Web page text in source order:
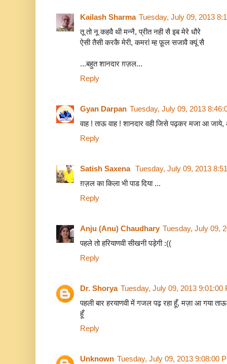
Kailash Sharma Tuesday, July 09, 2013
तू तो नू कहवै थी मन्नै, प्रीत नही सै इब मेरे धौरे
ऐसी तैसी करकै मेरी, कमरां म्ह फ़ूल सजावै क्यूं सै
...बहुत शानदार ग़ज़ल...
Reply
Gyan Darpan Tuesday, July 09, 2013
वाह ! ताऊ वाह ! शानदार वही जिसे पढ़कर मजा आ
Reply
Satish Saxena Tuesday, July 09, 2013
ग़ज़ल का किला भी पाड दिया ...
Reply
Anju (Anu) Chaudhary Tuesday, July 09,
पहले तो हरियाणवी सीखनी पड़ेगी :((
Reply
Dr. Shorya Tuesday, July 09, 2013 9:01:00
पहली बार हरयाणवी में गजल पढ़ रहा हूँ, मज़ा आ गया
हूँ
Reply
Unknown Tuesday, July 09, 2013 9:08:00